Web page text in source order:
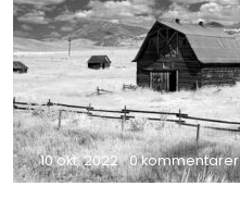
10 okt, 2022 0 kommentarer